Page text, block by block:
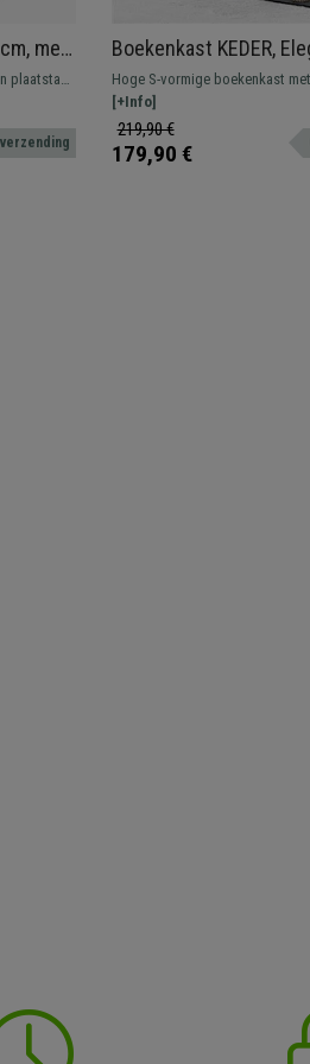
met
plaatstaal
Boekenkast KEDER,
80x23x192cm, in Hout
Hoge S-vormige boekenkast
Gebouwd met hoogwaardige en
materialen.
[+Info]
219,90 €
179,90 €